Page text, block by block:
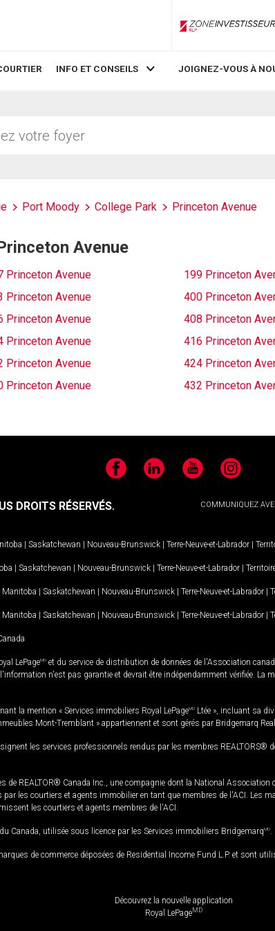
INFO ET CONSEILS JOIGNEZ-VOUS À
Port Moody College Park Princeton Avenue
Avenue
Princeton Avenue 199 Princeton
Princeton Avenue 400 Princeton
Princeton Avenue 408 Princeton
Princeton Avenue 416 Princeton
Princeton Avenue 424 Princeton
Princeton Avenue 432 Princeton
FacebookLinkedIn YouTubeInstagram
COMMUNIQUEZ
DROITS RÉSERVÉS.
| Saskatchewan | Nouveau-Brunswick | Terre-Neuve-et-Labrador |
| Saskatchewan | Nouveau-Brunswick | Terre-Neuve-et-Labrador |
Manitoba | Saskatchewan | Nouveau-Brunswick | Terre-Neuve-et-Labrador |
Manitoba | Saskatchewan | Nouveau-Brunswick | Terre-Neuve-et-Labrador |
LePageMD et du service de distribution de données de l'Association
n'est pas garantie et devrait être indépendamment vérifiée. La
la mention « Services immobiliers Royal LePageMD Ltée », incluant sa
Mont-Tremblant » appartiennent et sont gérés par Bridgemarq
les services professionnels rendus par les membres REALTORS®
de REALTOR® Canada Inc., une compagnie dont la National
les courtiers et agents immobilier en tant que membres de l'ACI.
les courtiers et agents membres de l'ACI.
Canada, utilisée sous licence par les Services immobiliers BridgemarqMD
de commerce déposées de Residential Income Fund L.P. et sont
Découvrez la nouvelle application
Royal LePageMD